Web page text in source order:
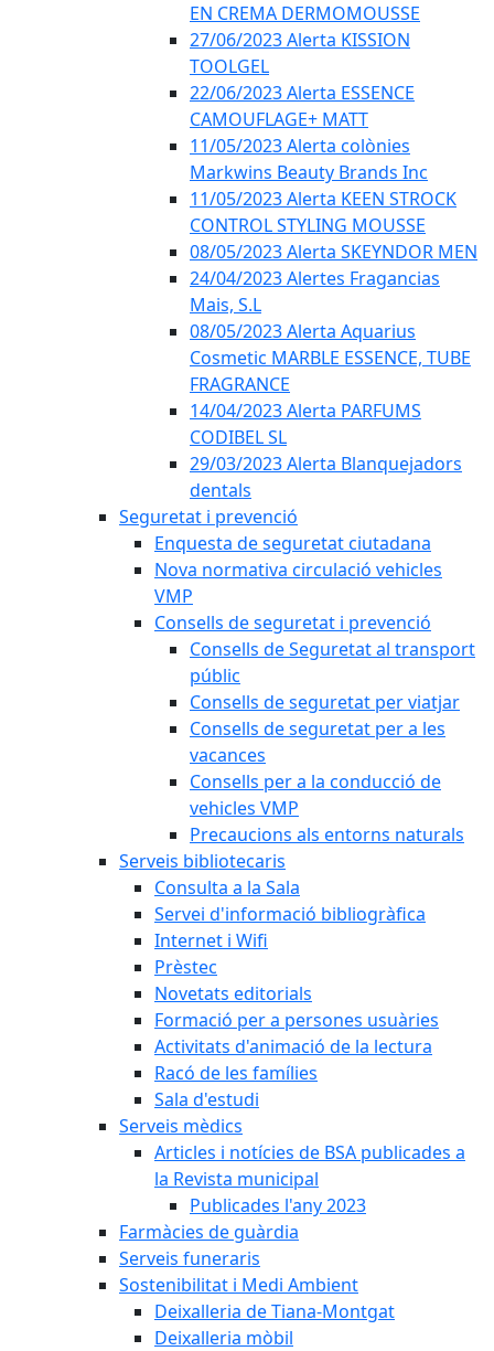
EN CREMA DERMOMOUSSE
27/06/2023 Alerta KISSION
TOOLGEL
22/06/2023 Alerta ESSENCE
CAMOUFLAGE+ MATT
11/05/2023 Alerta colònies
Markwins Beauty Brands Inc
11/05/2023 Alerta KEEN STROCK
CONTROL STYLING MOUSSE
08/05/2023 Alerta SKEYNDOR MEN
24/04/2023 Alertes Fragancias
Mais, S.L
08/05/2023 Alerta Aquarius
Cosmetic MARBLE ESSENCE, TUBE
FRAGRANCE
14/04/2023 Alerta PARFUMS
CODIBEL SL
29/03/2023 Alerta Blanquejadors
dentals
Seguretat i prevenció
Enquesta de seguretat ciutadana
Nova normativa circulació vehicles
VMP
Consells de seguretat i prevenció
Consells de Seguretat al transport
públic
Consells de seguretat per viatjar
Consells de seguretat per a les
vacances
Consells per a la conducció de
vehicles VMP
Precaucions als entorns naturals
Serveis bibliotecaris
Consulta a la Sala
Servei d'informació bibliogràfica
Internet i Wifi
Prèstec
Novetats editorials
Formació per a persones usuàries
Activitats d'animació de la lectura
Racó de les famílies
Sala d'estudi
Serveis mèdics
Articles i notícies de BSA publicades a
la Revista municipal
Publicades l'any 2023
Farmàcies de guàrdia
Serveis funeraris
Sostenibilitat i Medi Ambient
Deixalleria de Tiana-Montgat
Deixalleria mòbil